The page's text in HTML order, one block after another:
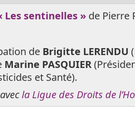
Les sentinelles » de Pierre
de Brigitte LERENDU
Marine PASQUIER
et Santé).
la Ligue des Droits de